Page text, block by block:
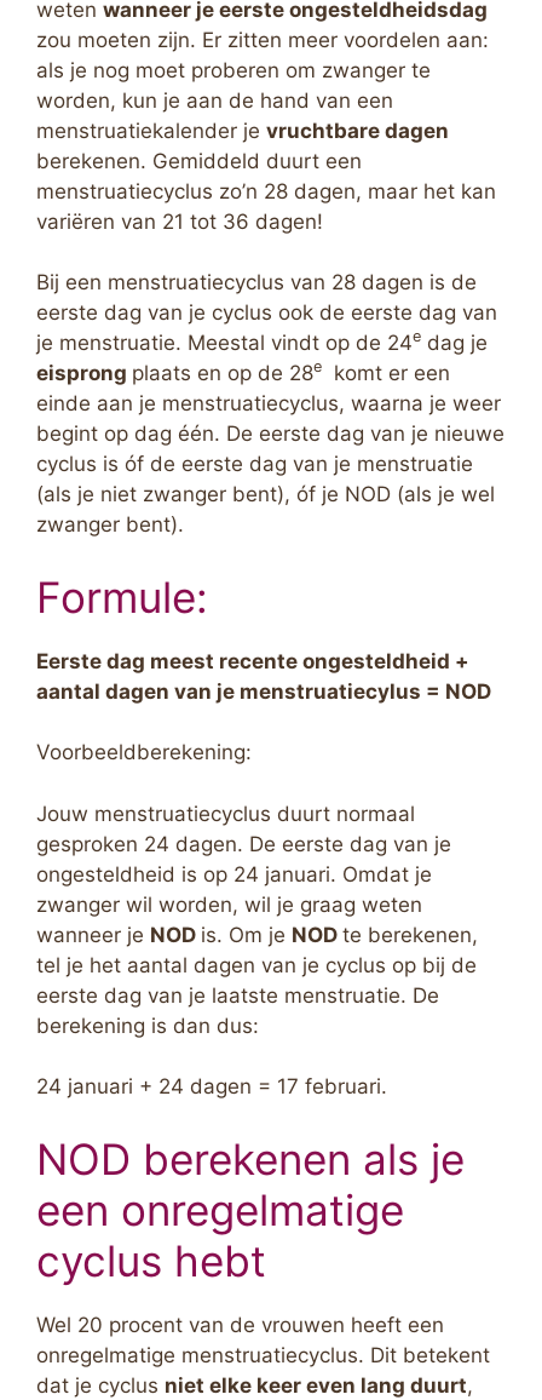
weten wanneer je eerste ongesteldheidsdag
zou moeten zijn. Er zitten meer voordelen aan:
als je nog moet proberen om zwanger te
worden, kun je aan de hand van een
menstruatiekalender je vruchtbare dagen
berekenen. Gemiddeld duurt een
menstruatiecyclus zo’n 28 dagen, maar het kan
variëren van 21 tot 36 dagen!
Bij een menstruatiecyclus van 28 dagen is de
eerste dag van je cyclus ook de eerste dag van
je menstruatie. Meestal vindt op de 24e dag je
eisprong plaats en op de 28e
komt er een
einde aan je menstruatiecyclus, waarna je weer
begint op dag één. De eerste dag van je nieuwe
cyclus is óf de eerste dag van je menstruatie
(als je niet zwanger bent), óf je NOD (als je wel
zwanger bent).
Formule:
Eerste dag meest recente ongesteldheid +
aantal dagen van je menstruatiecylus = NOD
Voorbeeldberekening:
Jouw menstruatiecyclus duurt normaal
gesproken 24 dagen. De eerste dag van je
ongesteldheid is op 24 januari. Omdat je
zwanger wil worden, wil je graag weten
wanneer je NOD is. Om je NOD te berekenen,
tel je het aantal dagen van je cyclus op bij de
eerste dag van je laatste menstruatie. De
berekening is dan dus:
24 januari + 24 dagen = 17 februari.
NOD berekenen als je
een onregelmatige
cyclus hebt
Wel 20 procent van de vrouwen heeft een
onregelmatige menstruatiecyclus. Dit betekent
dat je cyclus niet elke keer even lang duurt,